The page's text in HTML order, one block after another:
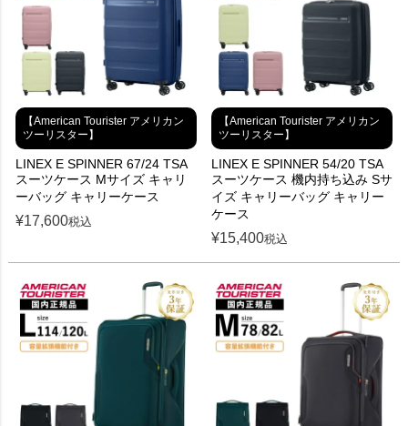
【American Tourister アメリカン
ツーリスター】
LINEX E SPINNER 67/24 TSA
スーツケース Mサイズ キャリ
ーバッグ キャリーケース
¥17,600税込
【American Tourister アメリカン
ツーリスター】
LINEX E SPINNER 54/20 TSA
スーツケース 機内持ち込み Sサ
イズ キャリーバッグ キャリー
ケース
¥15,400税込